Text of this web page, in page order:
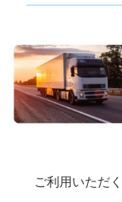
ご利用いただ